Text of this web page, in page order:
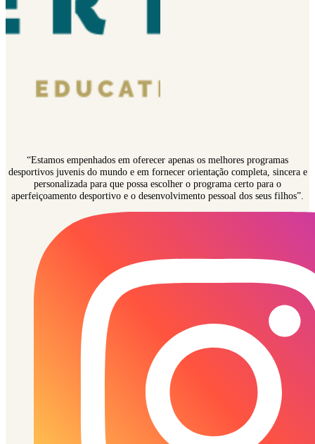
“Estamos empenhados em oferecer apenas os melhores programas
desportivos juvenis do mundo e em fornecer orientação completa, sincera e
personalizada para que possa escolher o programa certo para o
aperfeiçoamento desportivo e o desenvolvimento pessoal dos seus filhos”.